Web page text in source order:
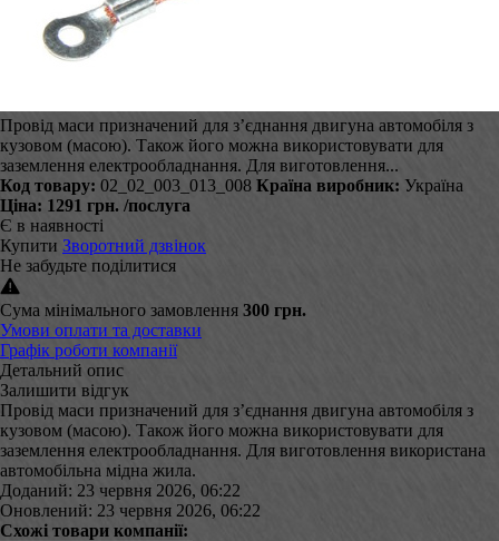
Провід маси призначений для з’єднання двигуна автомобіля з
кузовом (масою). Також його можна використовувати для
заземлення електрообладнання. Для виготовлення...
Код товару: 02_02_003_013_008 Країна виробник: Україна
Ціна: 1291 грн. /послуга
Є в наявності
Купити Зворотний дзвінок
Не забудьте поділитися
Сума мінімального замовлення 300 грн.
Умови оплати та доставки
Графік роботи компанії
Детальний опис
Залишити відгук
Провід маси призначений для з’єднання двигуна автомобіля з
кузовом (масою). Також його можна використовувати для
заземлення електрообладнання. Для виготовлення використана
автомобільна мідна жила.
Доданий: 23 червня 2026, 06:22
Оновлений: 23 червня 2026, 06:22
Схожі товари компанії: